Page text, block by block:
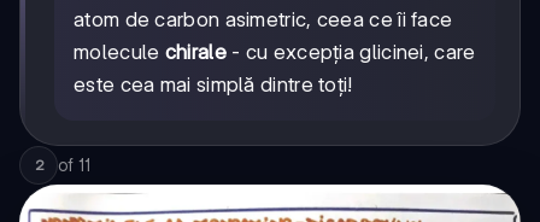
atom de carbon asimetric, ceea ce îi face
molecule chirale- cu excepția glicinei, care
este cea mai simplă dintre toți!
2 of 11